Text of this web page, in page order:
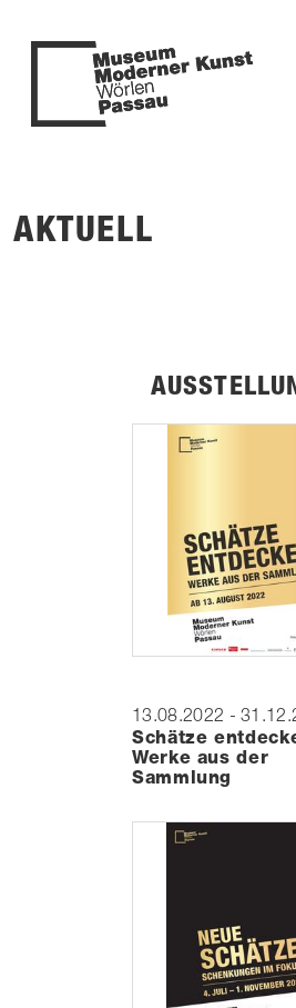
AKTUELL
13.08.2022 -
Schätze
Werke aus der
Sammlung